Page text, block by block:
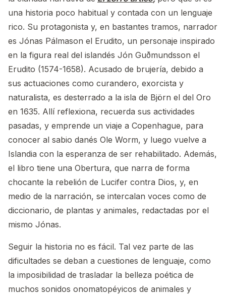
una historia poco habitual y contada con un lenguaje
rico. Su protagonista y, en bastantes tramos, narrador
es Jónas Pálmason el Erudito, un personaje inspirado
en la figura real del islandés Jón Guðmundsson el
Erudito (1574-1658). Acusado de brujería, debido a
sus actuaciones como curandero, exorcista y
naturalista, es desterrado a la isla de Björn el del Oro
en 1635. Allí reflexiona, recuerda sus actividades
pasadas, y emprende un viaje a Copenhague, para
conocer al sabio danés Ole Worm, y luego vuelve a
Islandia con la esperanza de ser rehabilitado. Además,
el libro tiene una Obertura, que narra de forma
chocante la rebelión de Lucifer contra Dios, y, en
medio de la narración, se intercalan voces como de
diccionario, de plantas y animales, redactadas por el
mismo Jónas.
Seguir la historia no es fácil. Tal vez parte de las
dificultades se deban a cuestiones de lenguaje, como
la imposibilidad de trasladar la belleza poética de
muchos sonidos onomatopéyicos de animales y